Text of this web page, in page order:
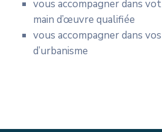
vous accompagner dans
main d’œuvre qualifiée
vous accompagner dans
d’urbanisme